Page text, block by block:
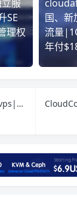
服
SE
理权
国、
流量
年付
DesiVPS|美国圣何塞vps|全场85折|年付$12.75起